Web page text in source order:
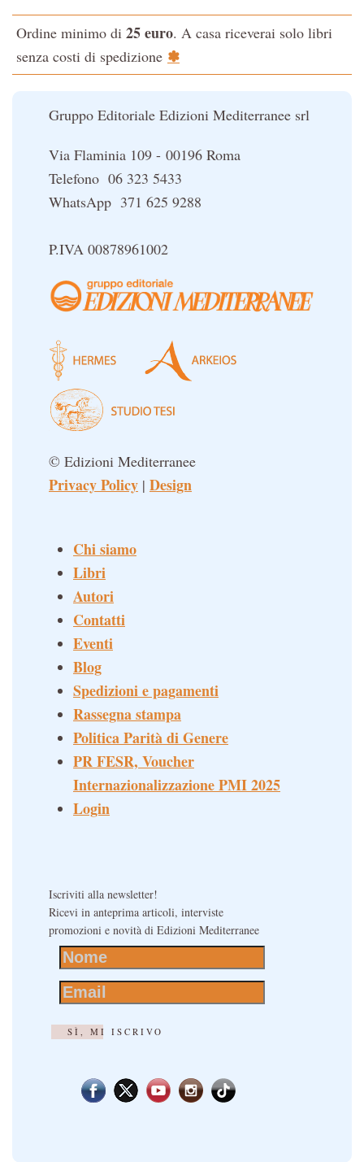
La Cabala
Il potere del serpente
Ordine minimo di 25 euro. A casa riceverai solo libri
senza costi di spedizione ✽
Gruppo Editoriale Edizioni Mediterranee srl
Via Flaminia 109 - 00196 Roma
Telefono 06 323 5433
WhatsApp 371 625 9288
P.IVA 00878961002
© Edizioni Mediterranee
Privacy Policy | Design
Chi siamo
Libri
Autori
Contatti
Eventi
Blog
Spedizioni e pagamenti
Rassegna stampa
Politica Parità di Genere
PR FESR, Voucher
Internazionalizzazione PMI 2025
Login
Iscriviti alla newsletter!
Ricevi in anteprima articoli, interviste
promozioni e novità di Edizioni Mediterranee
SÌ, MI ISCRIVO